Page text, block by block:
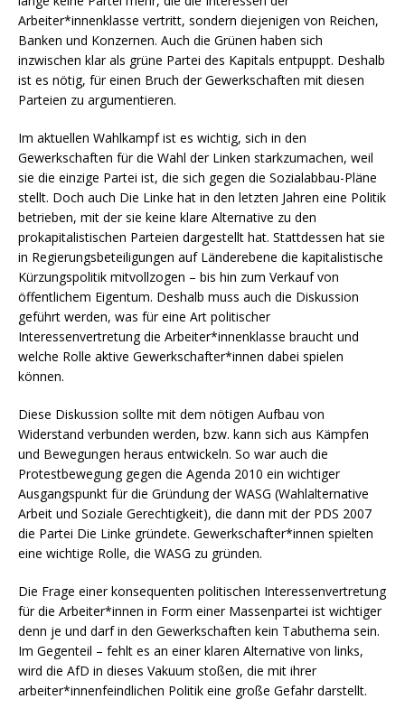
Arbeiter*innenklasse vertritt, sondern diejenigen von Reichen,
Banken und Konzernen. Auch die Grünen haben sich
inzwischen klar als grüne Partei des Kapitals entpuppt. Deshalb
ist es nötig, für einen Bruch der Gewerkschaften mit diesen
Parteien zu argumentieren.
Im aktuellen Wahlkampf ist es wichtig, sich in den
Gewerkschaften für die Wahl der Linken starkzumachen, weil
sie die einzige Partei ist, die sich gegen die Sozialabbau-Pläne
stellt. Doch auch Die Linke hat in den letzten Jahren eine Politik
betrieben, mit der sie keine klare Alternative zu den
prokapitalistischen Parteien dargestellt hat. Stattdessen hat sie
in Regierungsbeteiligungen auf Länderebene die kapitalistische
Kürzungspolitik mitvollzogen – bis hin zum Verkauf von
öffentlichem Eigentum. Deshalb muss auch die Diskussion
geführt werden, was für eine Art politischer
Interessenvertretung die Arbeiter*innenklasse braucht und
welche Rolle aktive Gewerkschafter*innen dabei spielen
können.
Diese Diskussion sollte mit dem nötigen Aufbau von
Widerstand verbunden werden, bzw. kann sich aus Kämpfen
und Bewegungen heraus entwickeln. So war auch die
Protestbewegung gegen die Agenda 2010 ein wichtiger
Ausgangspunkt für die Gründung der WASG (Wahlalternative
Arbeit und Soziale Gerechtigkeit), die dann mit der PDS 2007
die Partei Die Linke gründete. Gewerkschafter*innen spielten
eine wichtige Rolle, die WASG zu gründen.
Die Frage einer konsequenten politischen Interessenvertretung
für die Arbeiter*innen in Form einer Massenpartei ist wichtiger
denn je und darf in den Gewerkschaften kein Tabuthema sein.
Im Gegenteil – fehlt es an einer klaren Alternative von links,
wird die AfD in dieses Vakuum stoßen, die mit ihrer
arbeiter*innenfeindlichen Politik eine große Gefahr darstellt.